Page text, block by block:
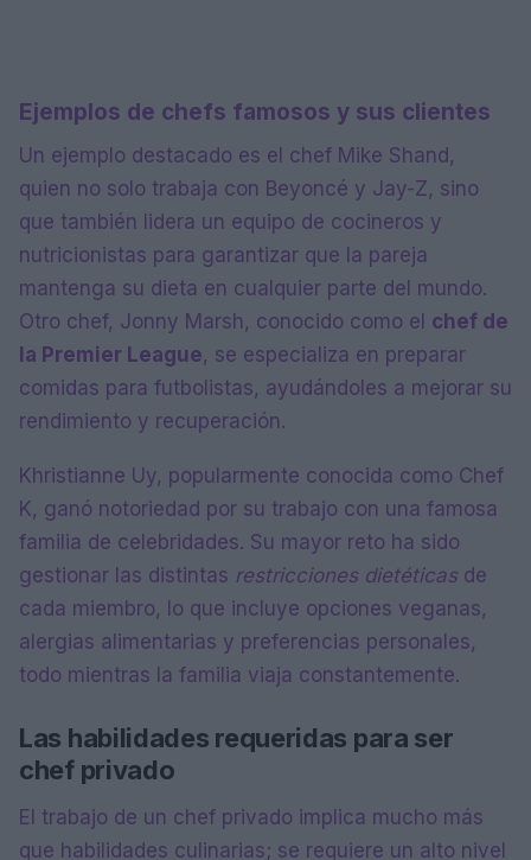
Ejemplos de chefs famosos y sus clientes
Un ejemplo destacado es el chef Mike Shand,
quien no solo trabaja con Beyoncé y Jay-Z, sino
que también lidera un equipo de cocineros y
nutricionistas para garantizar que la pareja
mantenga su dieta en cualquier parte del mundo.
Otro chef, Jonny Marsh, conocido como el chef de
la Premier League, se especializa en preparar
comidas para futbolistas, ayudándoles a mejorar su
rendimiento y recuperación.
Khristianne Uy, popularmente conocida como Chef
K, ganó notoriedad por su trabajo con una famosa
familia de celebridades. Su mayor reto ha sido
gestionar las distintas restricciones dietéticasde
cada miembro, lo que incluye opciones veganas,
alergias alimentarias y preferencias personales,
todo mientras la familia viaja constantemente.
Las habilidades requeridas para ser
chef privado
El trabajo de un chef privado implica mucho más
que habilidades culinarias; se requiere un alto nivel